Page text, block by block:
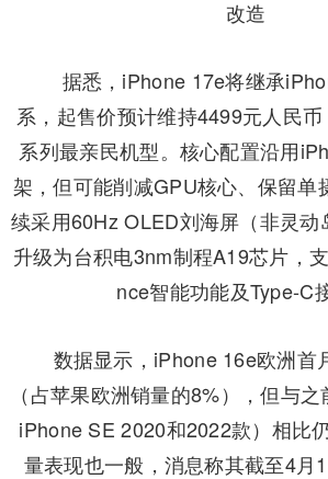
据悉，iPhone 17e将继承
系，起售价预计维持4499元人民
系列最亲民机型。 核心配置沿用
架，但可能削减GPU核心、保留单
续采用60Hz OLED刘海屏（非灵动
升级为台积电3nm制程A19芯片，
nce智能功能及Type-C
数据显示，iPhone 16e欧洲首
（占苹果欧洲销量的8%），但与
iPhone SE 2020和2022款）相比
量表现也一般，消息称其截至4月